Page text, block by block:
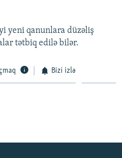
yeni qanunlara düzəliş
tətbiq edilə bilər.
Bizi izlə